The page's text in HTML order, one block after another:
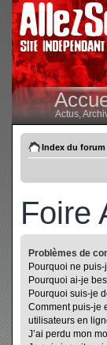
Actus,
Index du forum
Foire
Problèmes de
Pourquoi ne
Pourquoi ai-je
Pourquoi suis-je
Comment puis-je
utilisateurs en
J’ai perdu mon